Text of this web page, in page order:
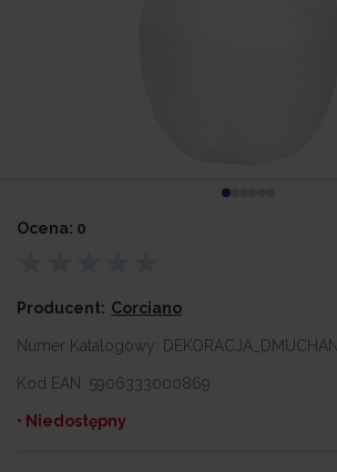
Ocena: 0
Producent: Corciano
Numer Katalogowy:
Kod EAN: 5906333000869
• Niedostępny